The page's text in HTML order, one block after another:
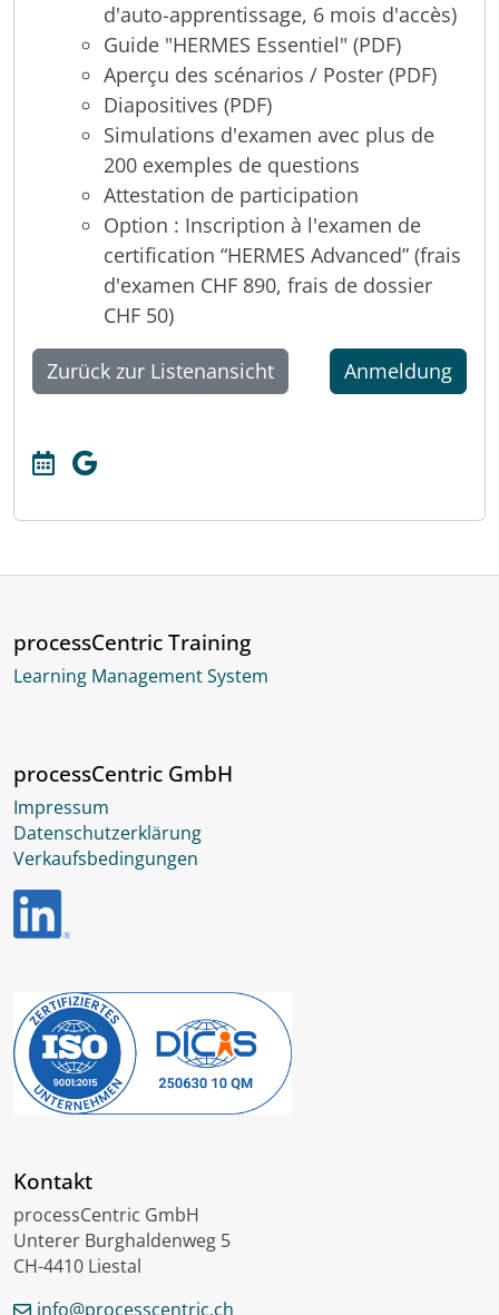
d'auto-apprentissage, 6 mois d'accès)
Guide "HERMES Essentiel" (PDF)
Aperçu des scénarios / Poster (PDF)
Diapositives (PDF)
Simulations d'examen avec plus de
200 exemples de questions
Attestation de participation
Option : Inscription à l'examen de
certification “HERMES Advanced” (frais
d'examen CHF 890, frais de dossier
CHF 50)
Zurück zur Listenansicht Anmeldung
processCentric Training
Learning Management System
processCentric GmbH
Impressum
Datenschutzerklärung
Verkaufsbedingungen
Kontakt
processCentric GmbH
Unterer Burghaldenweg 5
CH-4410 Liestal
info@processcentric.ch